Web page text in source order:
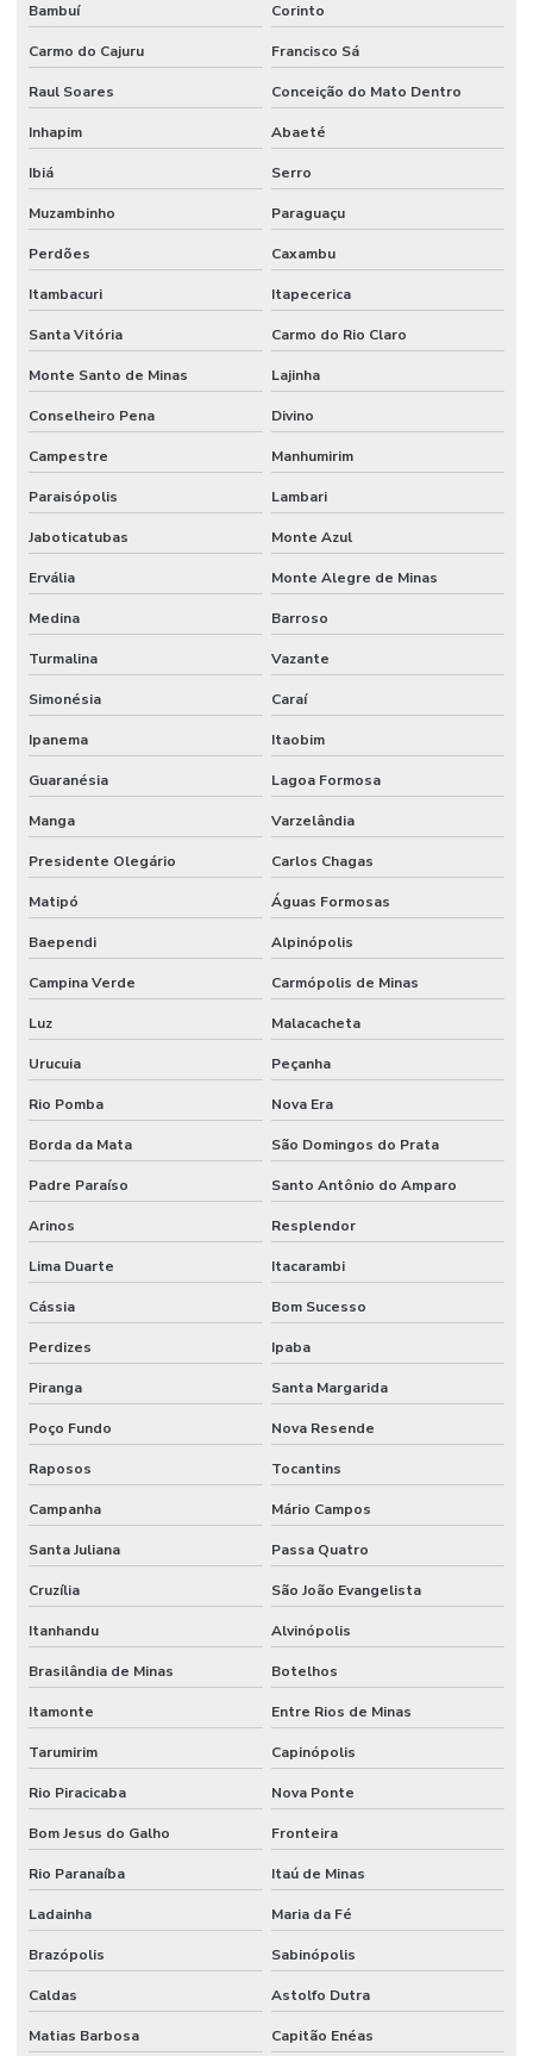
Bambuí Corinto
Carmo do Cajuru Francisco Sá
Raul Soares Conceição do Mato Dentro
Inhapim Abaeté
Ibiá Serro
Muzambinho Paraguaçu
Perdões Caxambu
Itambacuri Itapecerica
Santa Vitória Carmo do Rio Claro
Monte Santo de Minas Lajinha
Conselheiro Pena Divino
Campestre Manhumirim
Paraisópolis Lambari
Jaboticatubas Monte Azul
Ervália Monte Alegre de Minas
Medina Barroso
Turmalina Vazante
Simonésia Caraí
Ipanema Itaobim
Guaranésia Lagoa Formosa
Manga Varzelândia
Presidente Olegário Carlos Chagas
Matipó Águas Formosas
Baependi Alpinópolis
Campina Verde Carmópolis de Minas
Luz Malacacheta
Urucuia Peçanha
Rio Pomba Nova Era
Borda da Mata São Domingos do Prata
Padre Paraíso Santo Antônio do Amparo
Arinos Resplendor
Lima Duarte Itacarambi
Cássia Bom Sucesso
Perdizes Ipaba
Piranga Santa Margarida
Poço Fundo Nova Resende
Raposos Tocantins
Campanha Mário Campos
Santa Juliana Passa Quatro
Cruzília São João Evangelista
Itanhandu Alvinópolis
Brasilândia de Minas Botelhos
Itamonte Entre Rios de Minas
Tarumirim Capinópolis
Rio Piracicaba Nova Ponte
Bom Jesus do Galho Fronteira
Rio Paranaíba Itaú de Minas
Ladainha Maria da Fé
Brazópolis Sabinópolis
Caldas Astolfo Dutra
Matias Barbosa Capitão Enéas